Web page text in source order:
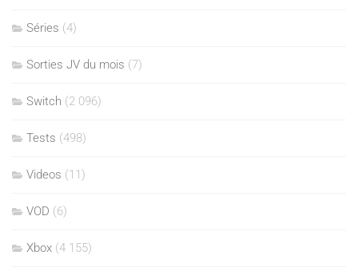
Séries (4)
Sorties JV du mois (7)
Switch (2 096)
Tests (498)
Videos (11)
VOD (6)
Xbox (4 155)